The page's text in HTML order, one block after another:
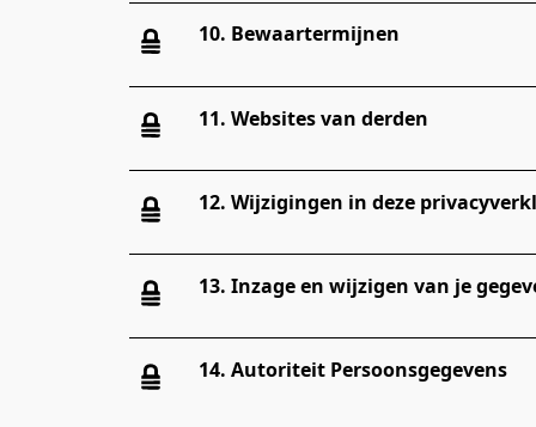
10. Bewaartermijnen
11. Websites van derden
12. Wijzigingen in deze
13. Inzage en wijzigen van je
14. Autoriteit Persoonsgegevens